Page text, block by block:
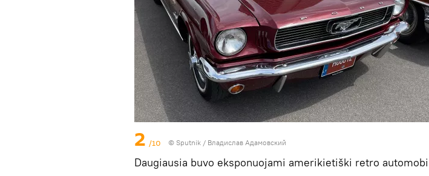
2 /10 © Sputnik / Владислав Адамовский
Daugiausia buvo eksponuojami amerikietiški retro